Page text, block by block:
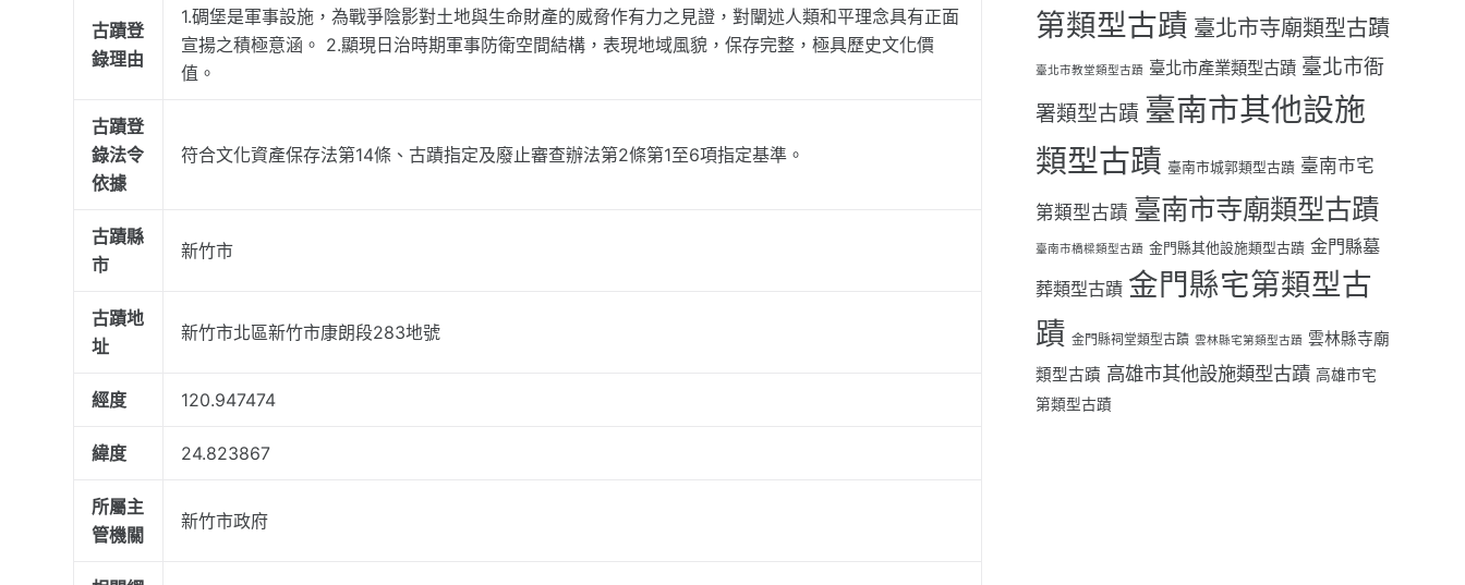
古蹟登
錄理由
1.碉堡是軍事設施，為戰爭陰影對土地與生命財產的威脅作有力之見證，對闡述人類和平理念具有正面
宣揚之積極意涵。 2.顯現日治時期軍事防衛空間結構，表現地域風貌，保存完整，極具歷史文化價
值。
古蹟登
錄法令
依據
符合文化資產保存法第14條、古蹟指定及廢止審查辦法第2條第1至6項指定基準。
古蹟縣
市
新竹市
古蹟地
址
新竹市北區新竹市康朗段283地號
經度 120.947474
緯度 24.823867
所屬主
管機關
新竹市政府
第類型古蹟 臺北市寺廟類型古蹟
臺北市教堂類型古蹟 臺北市產業類型古蹟 臺北市衙
署類型古蹟 臺南市其他設施
類型古蹟 臺南市城郭類型古蹟 臺南市宅
第類型古蹟 臺南市寺廟類型古蹟
臺南市橋樑類型古蹟 金門縣其他設施類型古蹟 金門縣墓
葬類型古蹟 金門縣宅第類型古
蹟 金門縣祠堂類型古蹟 雲林縣宅第類型古蹟 雲林縣寺廟
類型古蹟 高雄市其他設施類型古蹟 高雄市宅
第類型古蹟